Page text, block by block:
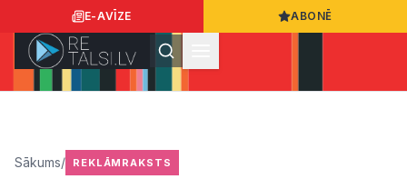
E-AVĪZE ABONĒ
Sākums/ REKLĀMRAKSTS